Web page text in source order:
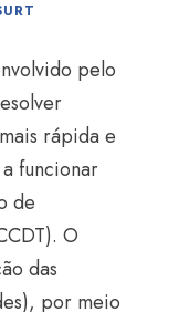
pelo
rápida e
funcionar
de
O
das
por meio